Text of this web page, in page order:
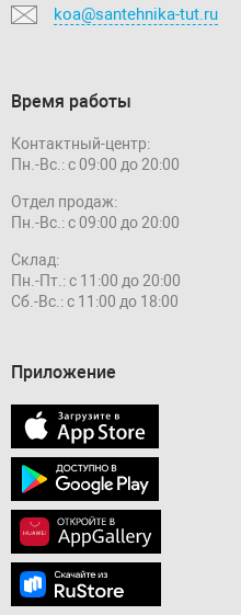
koa@santehnika-tut.ru
Время работы
Контактный-центр:
Пн.-Вс.: с 09:00 до 20:00
Отдел продаж:
Пн.-Вс.: с 09:00 до 20:00
Склад:
Пн.-Пт.: с 11:00 до 20:00
Сб.-Вс.: с 11:00 до 18:00
Приложение